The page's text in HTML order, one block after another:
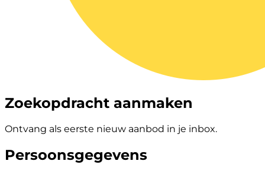
Zoekopdracht aanmaken
Ontvang als eerste nieuw aanbod in je inbox.
Persoonsgegevens